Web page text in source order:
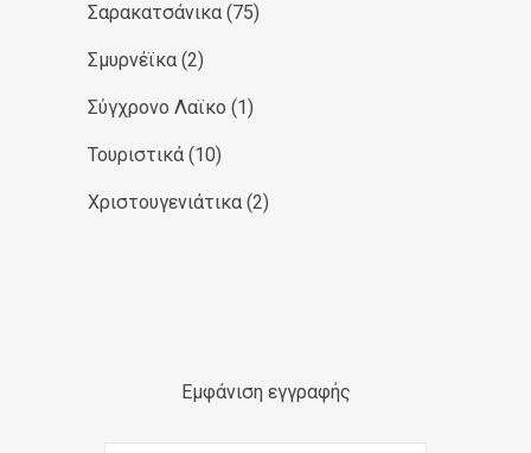
Σαρακατσάνικα (75)
Σμυρνέϊκα (2)
Σύγχρονο Λαϊκο (1)
Τουριστικά (10)
Χριστουγενιάτικα (2)
Εμφάνιση εγγραφής